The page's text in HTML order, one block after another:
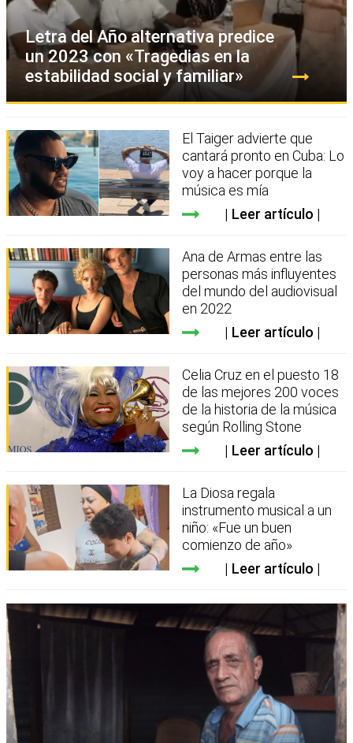
Letra del Año alternativa predice
un 2023 con «Tragedias en la
estabilidad social y familiar»
El Taiger advierte que
cantará pronto en Cuba: Lo
voy a hacer porque la
música es mía
Leer artículo
Ana de Armas entre las
personas más influyentes
del mundo del audiovisual
en 2022
Leer artículo
Celia Cruz en el puesto 18
de las mejores 200 voces
de la historia de la música
según Rolling Stone
Leer artículo
La Diosa regala
instrumento musical a un
niño: «Fue un buen
comienzo de año»
Leer artículo